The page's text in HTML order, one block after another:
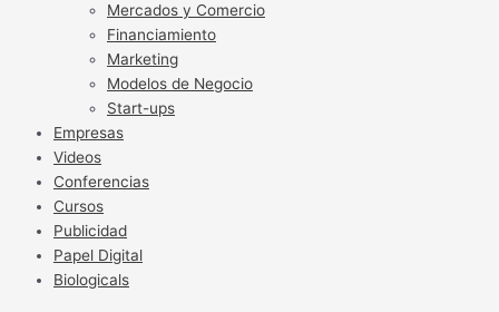
Mercados y Comercio
Financiamiento
Marketing
Modelos de Negocio
Start-ups
Empresas
Videos
Conferencias
Cursos
Publicidad
Papel Digital
Biologicals